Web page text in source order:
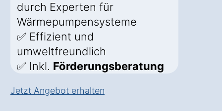
durch Experten für
Wärmepumpensysteme
✅ Effizient und
umweltfreundlich
✅ Inkl. Förderungsberatung
Jetzt Angebot erhalten